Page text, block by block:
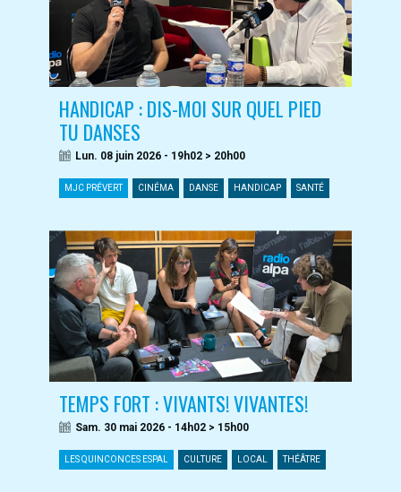
HANDICAP : DIS-MOI SUR QUEL PIED
TU DANSES
Lun. 08 juin 2026 - 19h02 > 20h00
MJC PRÉVERT CINÉMA DANSE HANDICAP SANTÉ
TEMPS FORT : VIVANTS! VIVANTES!
Sam. 30 mai 2026 - 14h02 > 15h00
LES QUINCONCES ESPAL CULTURE LOCAL THÉÂTRE